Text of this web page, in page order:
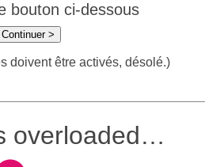
bouton ci-dessous
Continuer >
doivent être activés, désolé.)
overloaded…